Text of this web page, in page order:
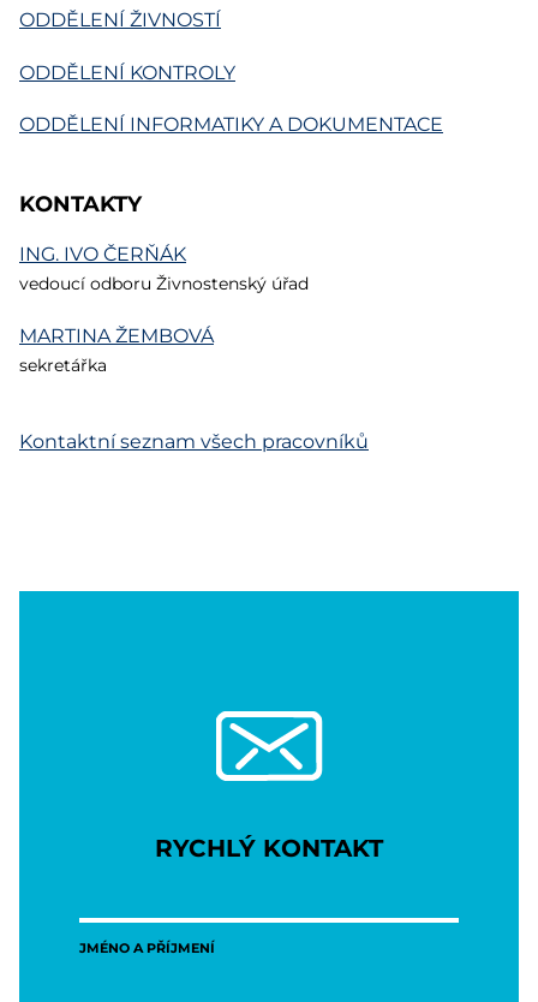
ODDĚLENÍ ŽIVNOSTÍ
ODDĚLENÍ KONTROLY
ODDĚLENÍ INFORMATIKY A DOKUMENTACE
KONTAKTY
ING. IVO ČERŇÁK
vedoucí odboru Živnostenský úřad
MARTINA ŽEMBOVÁ
sekretářka
Kontaktní seznam všech pracovníků
RYCHLÝ KONTAKT
JMÉNO A PŘÍJMENÍ